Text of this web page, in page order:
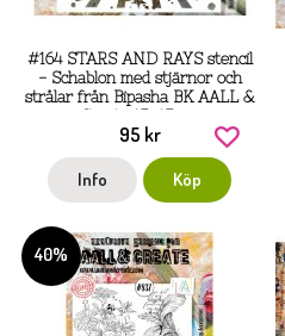
#164 STARS AND RAYS stencil
- Schablon med stjärnor och
strålar från Bipasha BK AALL &
95 kr
Info Köp
40%